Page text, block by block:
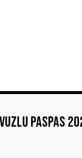
Paspas